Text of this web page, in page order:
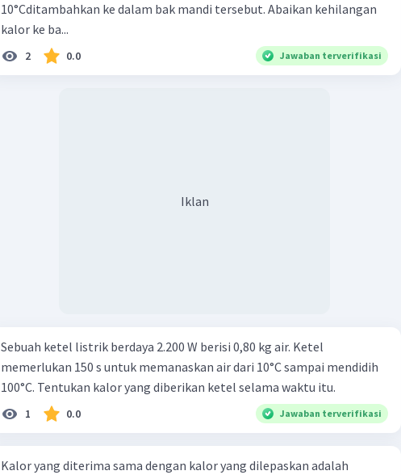
10°Cditambahkan ke dalam bak mandi tersebut. Abaikan kehilangan
kalor ke ba...
2 0.0 Jawaban terverifikasi
Iklan
Sebuah ketel listrik berdaya 2.200 W berisi 0,80 kg air. Ketel
memerlukan 150 s untuk memanaskan air dari 10°C sampai mendidih
100°C. Tentukan kalor yang diberikan ketel selama waktu itu.
1 0.0 Jawaban terverifikasi
Kalor yang diterima sama dengan kalor yang dilepaskan adalah